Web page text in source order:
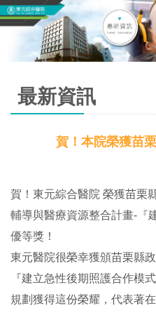
最新資訊
賀！本院榮獲苗
賀！東元綜合醫院 榮獲苗栗
輔導與醫療資源整合計畫-『
優等獎！
東元醫院很榮幸獲頒苗栗縣
『建立急性後期照護合作模
規劃獲得這份榮耀，代表著